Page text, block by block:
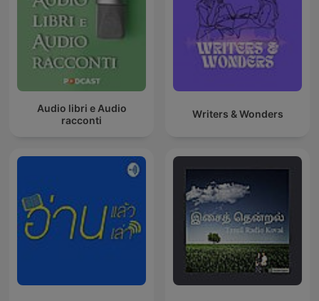
Audio libri e Audio
racconti
Writers & Wonders